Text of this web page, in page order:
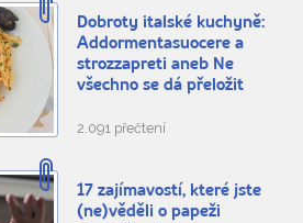
Dobroty italské kuchyně:
Addormentasuocere a
strozzapreti aneb Ne
všechno se dá přeložit
2.091 přečtení
17 zajímavostí, které jste
(ne)věděli o papeži